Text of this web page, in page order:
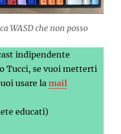
WASD che non posso
indipendente
Tucci, se vuoi metterti
usare lamail
educati)